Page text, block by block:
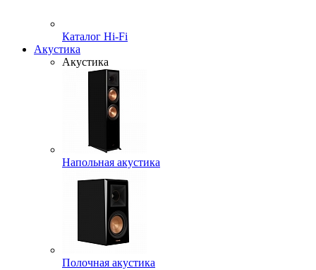
Каталог Hi-Fi
Акустика
Акустика
Напольная акустика
Полочная акустика